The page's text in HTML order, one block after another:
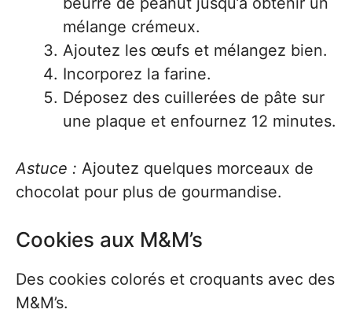
mélange crémeux.
Ajoutez les œufs et mélangez bien.
Incorporez la farine.
Déposez des cuillerées de pâte sur
une plaque et enfournez 12 minutes.
Astuce : Ajoutez quelques morceaux de
chocolat pour plus de gourmandise.
Cookies aux M&M’s
Des cookies colorés et croquants avec des
M&M’s.